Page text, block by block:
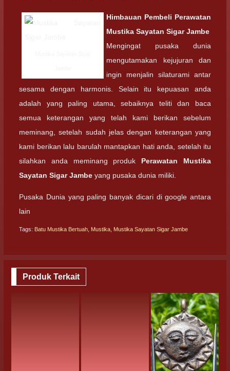
Himbauan Pembeli Perawatan
Mustika Sayatan Sigar Jambe
Mengingat pusaka dunia
mengutamakan kejujuran dan
ingin menjalin silaturami antar
sesama dengan harmonis. Selain itu kepuasan anda
adalah yang paling utama, sebaiknya teliti dan baca
semua keterangan yang telah kami berikan sebelum
meminang, setelah sudah jelas dengan keterangan yang
kami berikan lalu barulah mantapkan hati anda, setelah itu
silahkan anda meminang produk Perawatan Mustika
Sayatan Sigar Jambe yang pusaka dunia miliki.
Pusaka Dunia yang paling banyak dicari di google antara
lain
Tags: Batu Mustika Bertuah Mustika Mustika Sayatan Sigar Jambe
Produk Terkait